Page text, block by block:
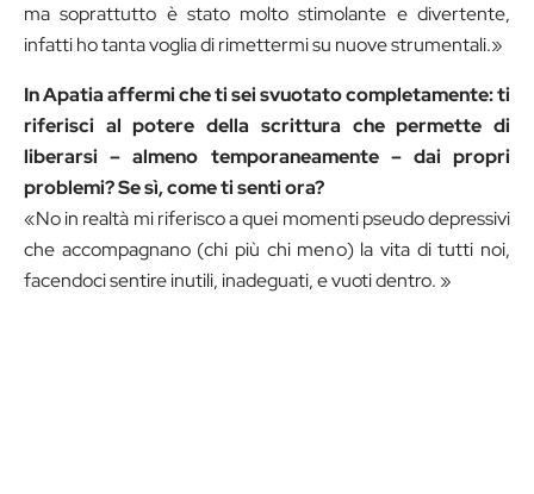
ma soprattutto è stato molto stimolante e divertente,
infatti ho tanta voglia di rimettermi su nuove strumentali.»
In Apatia affermi che ti sei svuotato completamente: ti
riferisci al potere della scrittura chepermette di
liberarsi – almeno temporaneamente – dai propri
problemi? Se sì, come ti senti ora?
«No in realtà mi riferisco a quei momenti pseudo depressivi
che accompagnano (chi più chi meno) la vita di tutti noi,
facendoci sentire inutili, inadeguati, e vuoti dentro. »